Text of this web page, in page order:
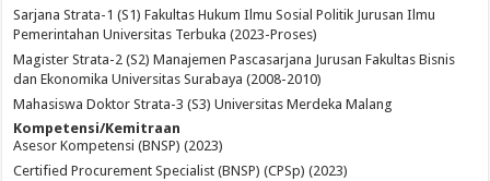
Sarjana Strata-1 (S1) Fakultas Hukum Ilmu Sosial Politik Jurusan Ilmu
Pemerintahan Universitas Terbuka (2023-Proses)
Magister Strata-2 (S2) Manajemen Pascasarjana Jurusan Fakultas Bisnis
dan Ekonomika Universitas Surabaya (2008-2010)
Mahasiswa Doktor Strata-3 (S3) Universitas Merdeka Malang
Kompetensi/Kemitraan
Asesor Kompetensi (BNSP) (2023)
Certified Procurement Specialist (BNSP) (CPSp) (2023)